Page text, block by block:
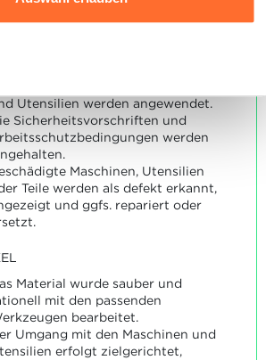
darüber, wie wir Cookies
Utensilien werden angewendet.
Sicherheitsvorschriften und
werden
Maschinen, Utensilien
Teile werden als defekt erkannt,
und ggfs. repariert oder
Material wurde sauber und
mit den passenden
bearbeitet.
Umgang mit den Maschinen und
erfolgt zielgerichtet,